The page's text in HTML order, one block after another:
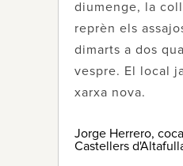
diumenge, la
reprèn els
dimarts a dos
vespre. El local
xarxa nova.
Jorge Herrero,
Castellers